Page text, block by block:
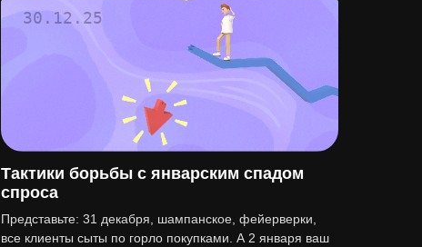
30.12.25
Тактики борьбы с январским спадом
спроса
Представьте: 31 декабря, шампанское, фейерверки,
все клиенты сыты по горло покупками. А 2 января ваш